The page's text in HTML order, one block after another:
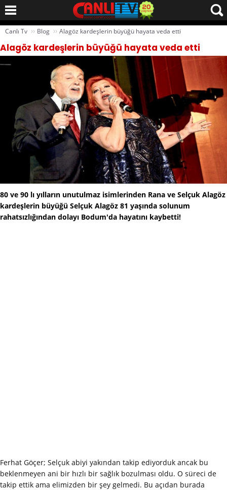
Canlı Tv ›› Blog ›› Alagöz kardeşlerin büyüğü hayata veda etti
Alagöz kardeşlerin büyüğü hayata veda etti
80 ve 90 lı yılların unutulmaz isimlerinden Rana ve Selçuk Alagöz
kardeşlerin büyüğü Selçuk Alagöz 81 yaşında solunum
rahatsızlığından dolayı Bodum'da hayatını kaybetti!
Ferhat Göçer; Selçuk abiyi yakından takip ediyorduk ancak bu
beklenmeyen ani bir hızlı bir sağlık bozulması oldu. O süreci de
takip ettik ama elimizden bir şey gelmedi. Bu açıdan burada